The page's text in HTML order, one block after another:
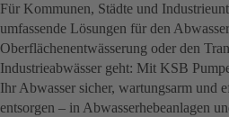
Für Kommunen, Städte und
umfassende Lösungen für den
Oberflächenentwässerung oder den
Industrieabwässer geht: Mit KSB
Ihr Abwasser sicher, wartungsarm und
entsorgen – in Abwasserhebeanlagen